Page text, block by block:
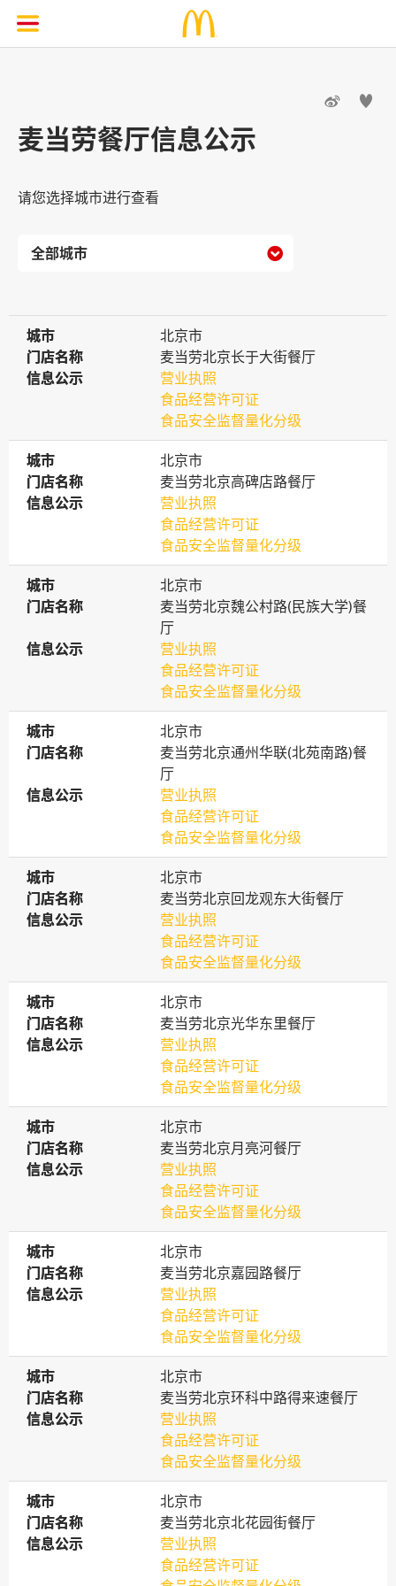
 
麦当劳餐厅信息公示
请您选择城市进行查看

城市
城市
北京市
门店名称
门店名称
麦当劳北京长于大街餐厅
信息公示
信息公示
营业执照
食品经营许可证
食品安全监督量化分级
城市
城市
北京市
门店名称
门店名称
麦当劳北京高碑店路餐厅
信息公示
信息公示
营业执照
食品经营许可证
食品安全监督量化分级
城市
城市
北京市
门店名称
门店名称
麦当劳北京魏公村路(民族大学)餐
厅
信息公示
信息公示
营业执照
食品经营许可证
食品安全监督量化分级
城市
城市
北京市
门店名称
门店名称
麦当劳北京通州华联(北苑南路)餐
厅
信息公示
信息公示
营业执照
食品经营许可证
食品安全监督量化分级
城市
城市
北京市
门店名称
门店名称
麦当劳北京回龙观东大街餐厅
信息公示
信息公示
营业执照
食品经营许可证
食品安全监督量化分级
城市
城市
北京市
门店名称
门店名称
麦当劳北京光华东里餐厅
信息公示
信息公示
营业执照
食品经营许可证
食品安全监督量化分级
城市
城市
北京市
门店名称
门店名称
麦当劳北京月亮河餐厅
信息公示
信息公示
营业执照
食品经营许可证
食品安全监督量化分级
城市
城市
北京市
门店名称
门店名称
麦当劳北京嘉园路餐厅
信息公示
信息公示
营业执照
食品经营许可证
食品安全监督量化分级
城市
城市
北京市
门店名称
门店名称
麦当劳北京环科中路得来速餐厅
信息公示
信息公示
营业执照
食品经营许可证
食品安全监督量化分级
城市
城市
北京市
门店名称
门店名称
麦当劳北京北花园街餐厅
信息公示
信息公示
营业执照
食品经营许可证